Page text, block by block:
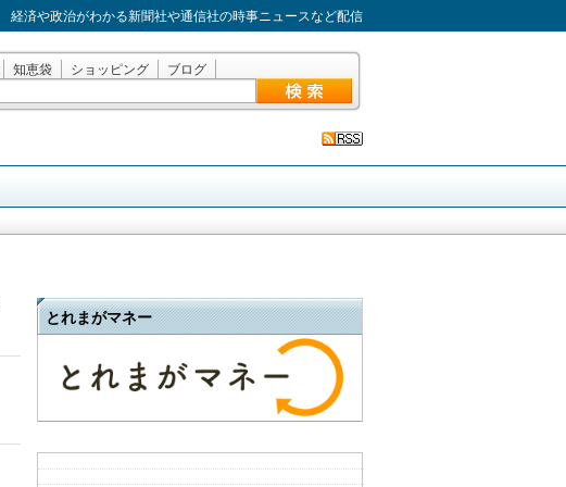
経済や政治がわかる新聞社や通信社の時事ニュースなど配信
知恵袋 ショッピング ブログ
とれまがマネー